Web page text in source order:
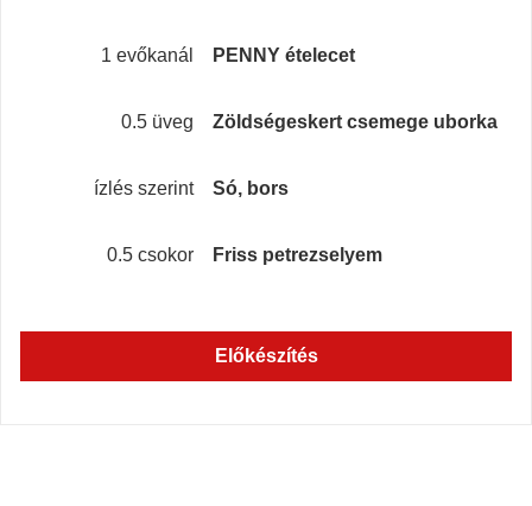
1 evőkanál PENNY ételecet
0.5 üveg Zöldségeskert csemege uborka
ízlés szerint Só, bors
0.5 csokor Friss petrezselyem
Előkészítés